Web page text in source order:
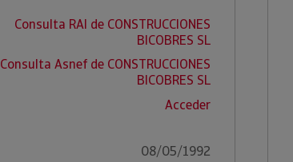
Consulta RAI de CONSTRUCCIONES
BICOBRES SL
Consulta Asnef de CONSTRUCCIONES
BICOBRES SL
Acceder
08/05/1992